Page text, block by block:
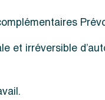
et irréversible